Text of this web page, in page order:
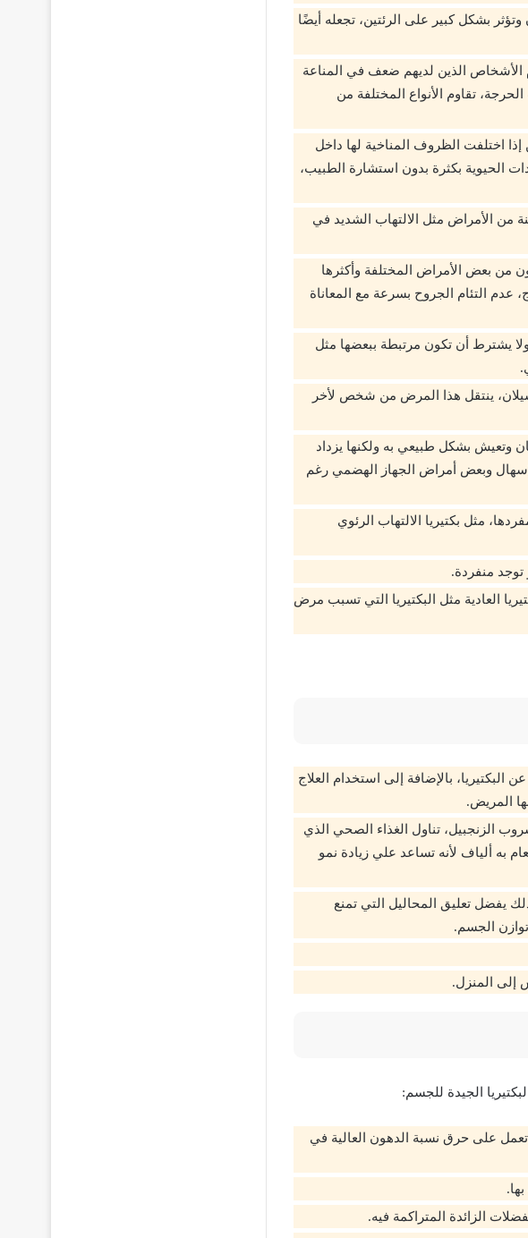
بشكل كبير على الرئتين، تجعله أيضًا
الأشخاص الذين لديهم ضعف في المناعة
تقاوم الأنواع المختلفة من
اختلفت الظروف المناخية لها داخل
الحيوية بكثرة بدون استشارة الطبيب،
من الأمراض مثل الالتهاب الشديد في
من بعض الأمراض المختلفة وأكثرها
عدم التئام الجروح بسرعة مع المعاناة
يشترط أن تكون مرتبطة ببعضها مثل
ينتقل هذا المرض من شخص لأخر
وتعيش بشكل طبيعي به ولكنها يزداد
وبعض أمراض الجهاز الهضمي رغم
مثل بكتيريا الالتهاب الرئوي
توجد منفردة.
العادية مثل البكتيريا التي تسبب مرض
البكتيريا، بالإضافة إلى استخدام العلاج
المريض.
الزنجبيل، تناول الغذاء الصحي الذي
به ألياف لأنه تساعد علي زيادة نمو
يفضل تعليق المحاليل التي تمنع
الجسم.
إلى المنزل.
الجيدة للجسم:
على حرق نسبة الدهون العالية في
الزائدة المتراكمة فيه.